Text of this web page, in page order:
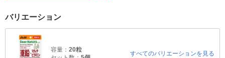
バリエーション
容量： 20粒
すべてのバリエーションを見る